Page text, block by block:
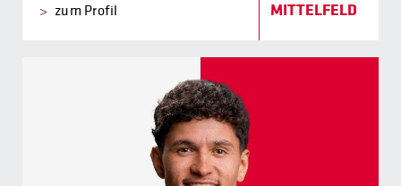
zum Profil MITTELFELD